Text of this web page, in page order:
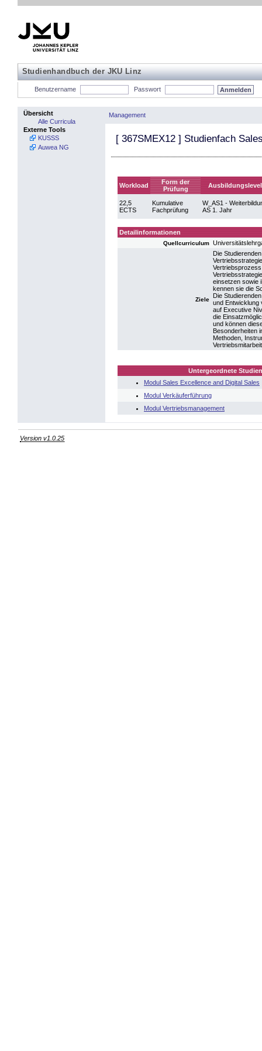
Studienhandbuch der JKU Linz
Benutzername Passwort
Übersicht
Alle Curricula
Externe Tools
KUSSS
Auwea NG
Management
[ 367SMEX12 ] Studienfach
Workload
Form der
Prüfung
Ausbildungslevel
22,5
ECTS
Kumulative
Fachprüfung
W_AS1 -
AS 1. Jahr
Detailinformationen
Quellcurriculum
Ziele
Die
einsetzen sowie
kennen sie die
Die
und Entwicklung
auf Executive
die
und können
Besonderheiten
Methoden,
Untergeordnete
Modul Sales Excellence and Digital Sales
Modul Verkäuferführung
Modul Vertriebsmanagement
Version v1.0.25